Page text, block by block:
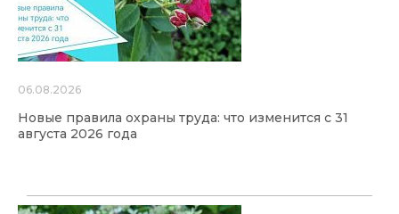
06.08.2026
Новые правила охраны труда: что изменится с 31
августа 2026 года